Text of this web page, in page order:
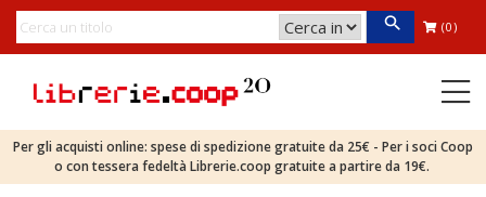
(0)
Per gli acquisti online: spese di spedizione gratuite da 25€ - Per i soci Coop
o con tessera fedeltà Librerie.coop gratuite a partire da 19€.